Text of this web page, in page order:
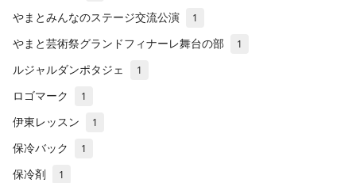
やまとみんなのステージ交流公演 1
やまと芸術祭グランドフィナーレ舞台の部 1
ルジャルダンポタジェ 1
ロゴマーク 1
伊東レッスン 1
保冷バック 1
保冷剤 1